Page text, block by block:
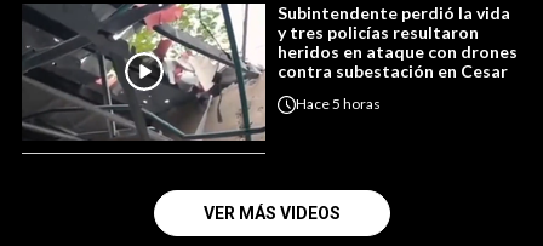
Subintendente perdió la vida
y tres policías resultaron
heridos en ataque con drones
contra subestación en Cesar
Hace5 horas
VER MÁS VIDEOS